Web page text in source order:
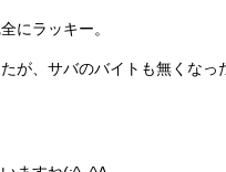
にラッキー。
が、サバのバイトも無くな